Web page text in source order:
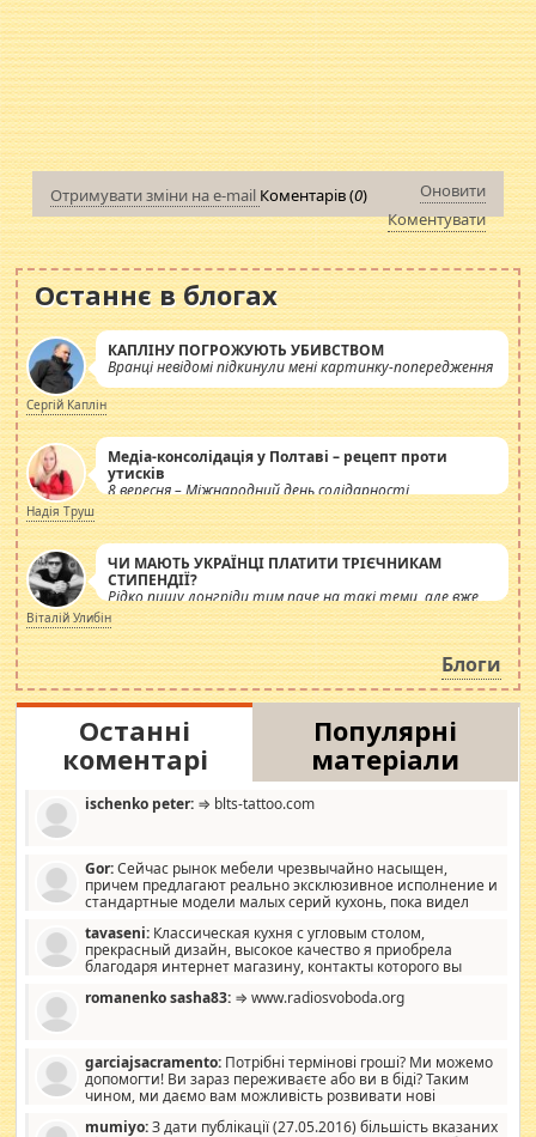
Отримувати зміни на e-mail Коментарів (0)
Оновити
Коментувати
Останнє в блогах
КАПЛІНУ ПОГРОЖУЮТЬ УБИВСТВОМ
Вранці невідомі підкинули мені картинку-попередження
Сергій Каплін
Медіа-консолідація у Полтаві – рецепт проти
утисків
8 вересня – Міжнародний день солідарності
журналістів.
Надія Труш
ЧИ МАЮТЬ УКРАЇНЦІ ПЛАТИТИ ТРІЄЧНИКАМ
СТИПЕНДІЇ?
Рідко пишу лонгріди тим паче на такі теми, але вже
просто дістало! Обурюють сьогоднішні інсенуації
навколо стипендіального питання. Штучно
роздувається ще одна соціальна катастрофа.
Віталій Улибін
Блоги
Останні
коментарі
Популярні
матеріали
ischenko peter: ⇒ blts-tattoo.com
Gor:Сейчас рынок мебели чрезвычайно насыщен,
причем предлагают реально эксклюзивное исполнение и
стандартные модели малых серий кухонь, пока видел
стандартные формы, в MebelOk, креативненько и что главное -
со вкусом все в порядке, без ненужных наворотов удорожающих
мебель, а это не последний фактор.
tavaseni: Классическая кухня с угловым столом,
прекрасный дизайн, высокое качество я приобрела
благодаря интернет магазину, контакты которого вы
romanenko sasha83: ⇒ www.radiosvoboda.org
garciajsacramento: Потрібні термінові гроші? Ми можемо
допомогти! Ви зараз переживаєте або ви в біді? Таким
чином, ми даємо вам можливість розвивати нові
допомагати людям, які намагаються дати їм шанс. Кожен
mumiyo:З дати публікації (27.05.2016) більшість вказаних